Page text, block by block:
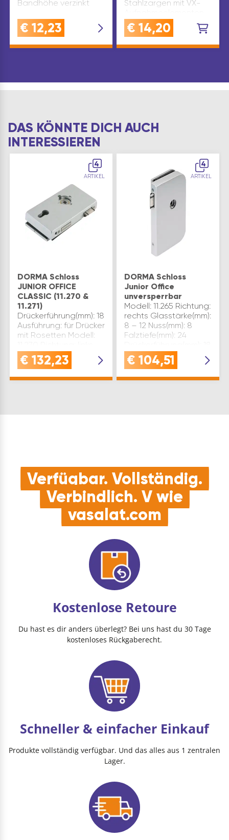
Bandhöhe verzinkt
€ 12,23
Stahlzargen mit VX-
Material: Stahl
Bandhöhe(mm): 38,5
€ 14,20
DAS KÖNNTE DICH AUCH
INTERESSIEREN
4
ARTIKEL
DORMA Schloss
JUNIOR OFFICE
CLASSIC (11.270 &
11.271)
Drückerführung(mm): 18
Ausführung: für Drücker
mit Rosetten Modell:
Glasstärke(mm): 8 – 12
Falztiefe(mm): 24
€ 132,23
4
ARTIKEL
DORMA Schloss
Junior Office
unversperrbar
Modell: 11.265 Richtung:
rechts Glasstärke(mm):
8 – 12 Nuss(mm): 8
Falztiefe(mm): 24
Ausführung: für Drücker
ohne Rosetten
€ 104,51
Verfügbar. Vollständig.
Verbindlich. V wie
vasalat.com
Kostenlose Retoure
Du hast es dir anders überlegt? Bei uns hast du 30 Tage
kostenloses Rückgaberecht.
Schneller & einfacher Einkauf
Produkte vollständig verfügbar. Und das alles aus 1 zentralen
Lager.